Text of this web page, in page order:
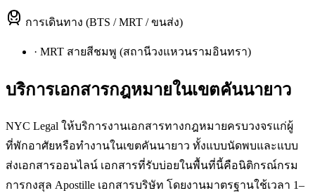
การเดินทาง (BTS / MRT / ขนส่ง)
· MRT สายสีชมพู (สถานีวงแหวนรามอินทรา)
บริการเอกสารกฎหมายในเขตคันนายาว
NYC Legal ให้บริการงานเอกสารทางกฎหมายครบวงจรแก่ผู้
ที่พักอาศัยหรือทำงานในเขตคันนายาว ทั้งแบบนัดพบและแบบ
ส่งเอกสารออนไลน์ เอกสารที่รับบ่อยในพื้นที่นี้คือนิติกรณ์กรม
การกงสุล Apostille เอกสารบริษัท โดยงานมาตรฐานใช้เวลา 1–